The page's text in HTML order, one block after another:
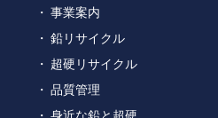
事業案内
鉛リサイクル
超硬リサイクル
品質管理